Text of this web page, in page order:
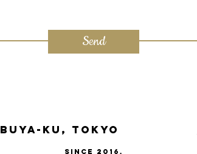
Send
ku, Tokyo
SINCE 2016.